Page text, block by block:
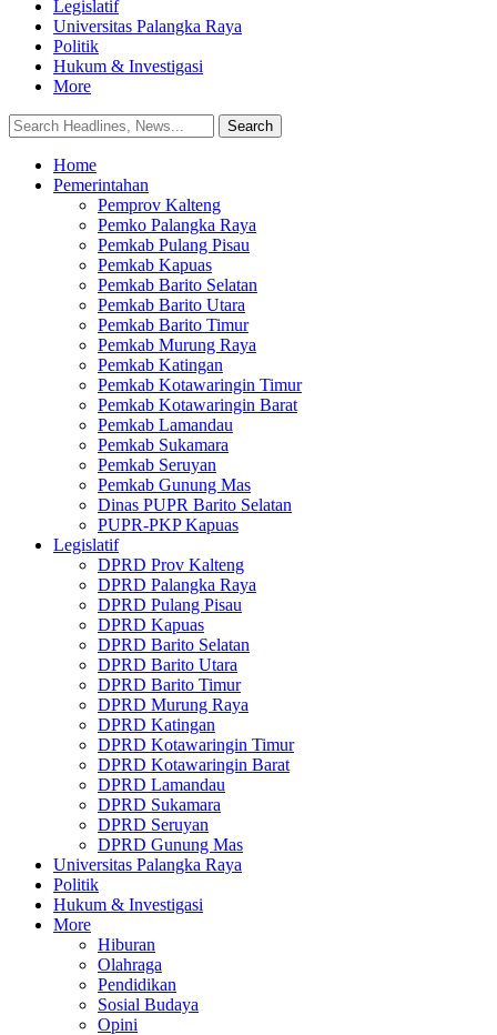
Legislatif
Universitas Palangka Raya
Politik
Hukum & Investigasi
More
Home
Pemerintahan
Pemprov Kalteng
Pemko Palangka Raya
Pemkab Pulang Pisau
Pemkab Kapuas
Pemkab Barito Selatan
Pemkab Barito Utara
Pemkab Barito Timur
Pemkab Murung Raya
Pemkab Katingan
Pemkab Kotawaringin Timur
Pemkab Kotawaringin Barat
Pemkab Lamandau
Pemkab Sukamara
Pemkab Seruyan
Pemkab Gunung Mas
Dinas PUPR Barito Selatan
PUPR-PKP Kapuas
Legislatif
DPRD Prov Kalteng
DPRD Palangka Raya
DPRD Pulang Pisau
DPRD Kapuas
DPRD Barito Selatan
DPRD Barito Utara
DPRD Barito Timur
DPRD Murung Raya
DPRD Katingan
DPRD Kotawaringin Timur
DPRD Kotawaringin Barat
DPRD Lamandau
DPRD Sukamara
DPRD Seruyan
DPRD Gunung Mas
Universitas Palangka Raya
Politik
Hukum & Investigasi
More
Hiburan
Olahraga
Pendidikan
Sosial Budaya
Opini